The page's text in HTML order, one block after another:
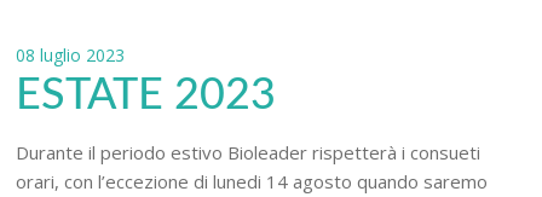
08 luglio 2023
ESTATE 2023
Durante il periodo estivo Bioleader rispetterà i consueti
orari, con l’eccezione di lunedi 14 agosto quando saremo